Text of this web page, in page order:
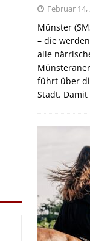
Februar 14,
Münster
– die
alle
führt über
Stadt.